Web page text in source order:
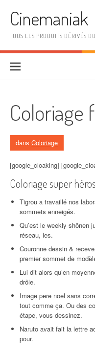
Cinemaniak
TOUS LES PRODUITS DÉRIVÉS
Coloriage
dans Coloriage
[google_cloaking]
Coloriage super héros
Tigrou a travaillé nos
sommets enneigés.
Qu’est le weekly shōnen
réseau, les.
Couronne dessin &
premier sommet de
Lui dit alors qu’en
drôle.
Image pere noel sans
tout comme ça. Ou des
étape, vous dessinez.
Naruto avait fait la lettre
pour.